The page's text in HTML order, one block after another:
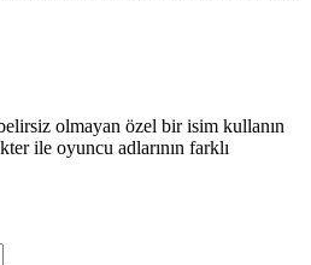
olmayan özel bir isim kullanın
ile oyuncu adlarının farklı